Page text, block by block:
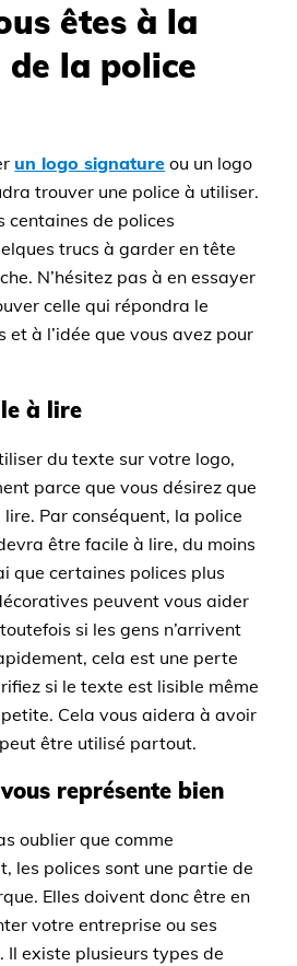
êtes à la
de la police
un logo signature ou un logo
trouver une police à utiliser.
centaines de polices
trucs à garder en tête
N’hésitez pas à en essayer
celle qui répondra le
et à l’idée que vous avez pour
à lire
du texte sur votre logo,
parce que vous désirez que
Par conséquent, la police
être facile à lire, du moins
que certaines polices plus
peuvent vous aider
si les gens n’arrivent
cela est une perte
si le texte est lisible même
Cela vous aidera à avoir
être utilisé partout.
représente bien
oublier que comme
les polices sont une partie de
Elles doivent donc être en
votre entreprise ou ses
Il existe plusieurs types de